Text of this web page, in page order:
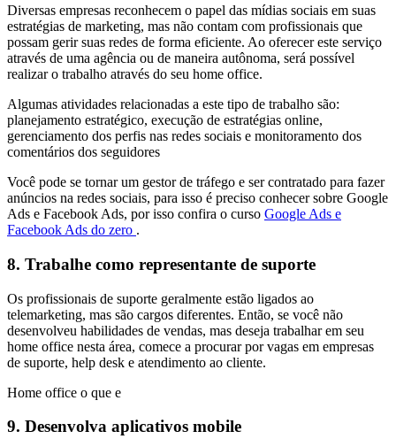
Diversas empresas reconhecem o papel das mídias sociais em suas
estratégias de marketing, mas não contam com profissionais que
possam gerir suas redes de forma eficiente. Ao oferecer este serviço
através de uma agência ou de maneira autônoma, será possível
realizar o trabalho através do seu home office.
Algumas atividades relacionadas a este tipo de trabalho são:
planejamento estratégico, execução de estratégias online,
gerenciamento dos perfis nas redes sociais e monitoramento dos
comentários dos seguidores
Você pode se tornar um gestor de tráfego e ser contratado para fazer
anúncios na redes sociais, para isso é preciso conhecer sobre Google
Ads e Facebook Ads, por isso confira o curso Google Ads e
Facebook Ads do zero .
8. Trabalhe como representante de suporte
Os profissionais de suporte geralmente estão ligados ao
telemarketing, mas são cargos diferentes. Então, se você não
desenvolveu habilidades de vendas, mas deseja trabalhar em seu
home office nesta área, comece a procurar por vagas em empresas
de suporte, help desk e atendimento ao cliente.
Home office o que e
9. Desenvolva aplicativos mobile